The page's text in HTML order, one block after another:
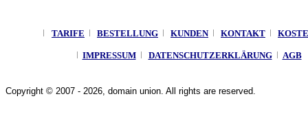
TARIFE BESTELLUNG KUNDEN KONTAKT
IMPRESSUM DATENSCHUTZERKLÄRUNG AGB
Copyright © 2007 - 2026, domain union. All rights are reserved.